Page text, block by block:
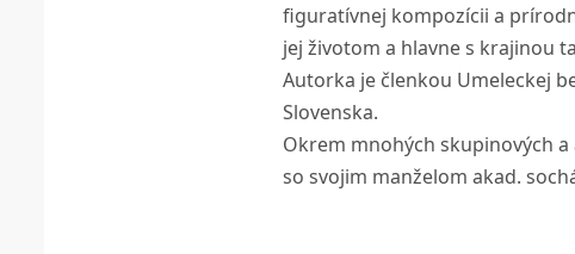
figuratívnej kompozícii a
jej životom a hlavne s krajinou
Autorka je členkou Umeleckej
Slovenska.
Okrem mnohých skupinových
so svojim manželom akad.